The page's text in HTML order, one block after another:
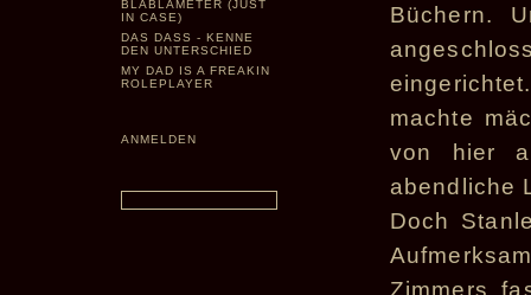
BLABLAMETER (JUST
IN CASE)
DAS DASS - KENNE
DEN UNTERSCHIED
MY DAD IS A FREAKIN
ROLEPLAYER
ANMELDEN
Büchern.
machte
von hier
abendliche
Doch
Zimmers